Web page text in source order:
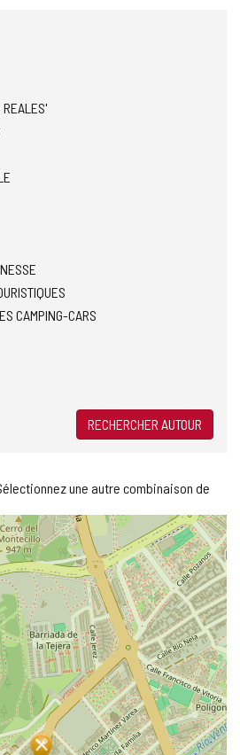
REALES'
CAMPING-CARS
RECHERCHER AUTOUR
une autre combinaison de